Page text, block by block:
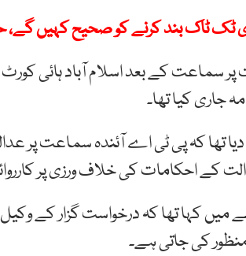
ٹک ٹاک بند کرنے کو صحیح کہیں گے،
سماعت کے بعد اسلام آباد ہائی
جاری کیا تھا۔
تھا کہ پی ٹی اے آئندہ سماعت پر
کے احکامات کی خلاف ورزی پر
میں کہا تھا کہ درخواست گزار کے
کی جاتی ہے۔